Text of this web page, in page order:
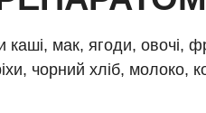
каші, мак, ягоди, овочі,
чорний хліб, молоко,